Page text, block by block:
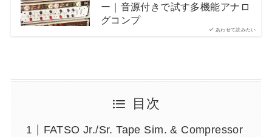
あわせて読みたい
ー｜音源付きで試す多機能アナロ
グコンプ
目次
FATSO Jr./Sr. Tape Sim. & Compressor